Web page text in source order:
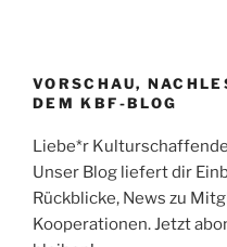
VORSCHAU,
DEM KBF-BLOG
Liebe*r
Unser Blog liefert dir
Rückblicke, News zu
Kooperationen. Jetzt